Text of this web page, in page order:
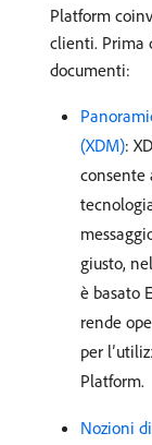
Platform
clienti. Prima
documenti:
(XDM):
consente
giusto,
è basato
rende
per
Platform.
Nozioni